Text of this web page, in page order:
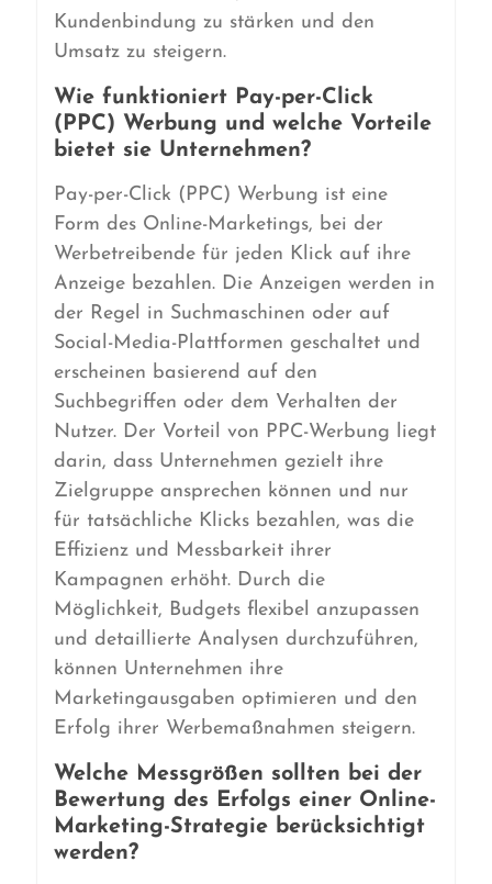
Kundenbindung zu stärken und den
Umsatz zu steigern.
Wie funktioniert Pay-per-Click
(PPC) Werbung und welche Vorteile
bietet sie Unternehmen?
Pay-per-Click (PPC) Werbung ist eine
Form des Online-Marketings, bei der
Werbetreibende für jeden Klick auf ihre
Anzeige bezahlen. Die Anzeigen werden in
der Regel in Suchmaschinen oder auf
Social-Media-Plattformen geschaltet und
erscheinen basierend auf den
Suchbegriffen oder dem Verhalten der
Nutzer. Der Vorteil von PPC-Werbung liegt
darin, dass Unternehmen gezielt ihre
Zielgruppe ansprechen können und nur
für tatsächliche Klicks bezahlen, was die
Effizienz und Messbarkeit ihrer
Kampagnen erhöht. Durch die
Möglichkeit, Budgets flexibel anzupassen
und detaillierte Analysen durchzuführen,
können Unternehmen ihre
Marketingausgaben optimieren und den
Erfolg ihrer Werbemaßnahmen steigern.
Welche Messgrößen sollten bei der
Bewertung des Erfolgs einer Online-
Marketing-Strategie berücksichtigt
werden?